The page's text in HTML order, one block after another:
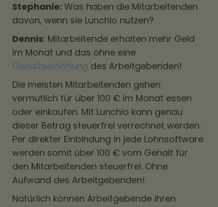
Stephanie: Was haben die Mitarbeitenden
davon, wenn sie Lunchio nutzen?
Dennis: Mitarbeitende erhalten mehr Geld
im Monat und das ohne eine
Gehaltserhöhung des Arbeitgebenden!
Die meisten Mitarbeitenden gehen
vermutlich für über 100 € im Monat essen
oder einkaufen. Mit Lunchio kann genau
dieser Betrag steuerfrei verrechnet werden.
Per direkter Einbindung in jede Lohnsoftware
werden somit über 100 € vom Gehalt für
den Mitarbeitenden steuerfrei. Ohne
Aufwand des Arbeitgebenden!
Natürlich können Arbeitgebende ihren